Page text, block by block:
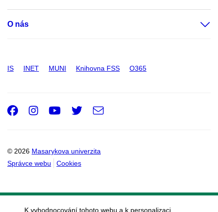
O nás
IS INET MUNI Knihovna FSS O365
© 2026 Masarykova univerzita
Správce webu
Cookies
Facebook
Instagram
Youtube
Twitter
e-
K vyhodnocování tohoto webu a k personalizaci